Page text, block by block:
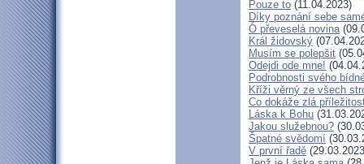
Pouze to (11.04.2023)
Díky poznání sebe
Ó převeselá novina
Král židovský
Musím se polepšit
Odejdi ode mne!
Podrobnosti svého
Kříži věrný ze všech
Co dokáže zlá
Láska k Bohu
Jakou služebnou?
Špatné svědomí
V první řadě